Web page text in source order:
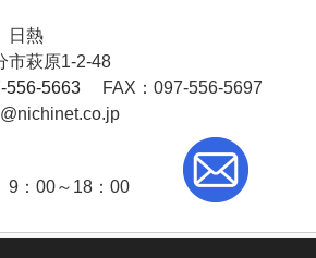
日熱
市萩原1-2-48
556-5663 FAX：097-556-5697
9：00～18：00